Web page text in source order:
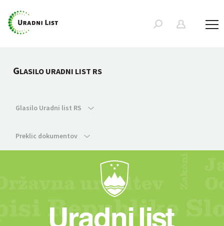
GLASILO URADNI LIST RS
Glasilo Uradni list RS
Preklic dokumentov